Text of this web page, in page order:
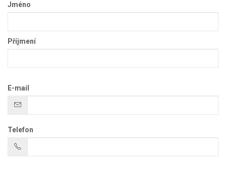
Jméno
Příjmení
E-mail
Telefon